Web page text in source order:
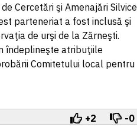
Cercetări şi Amenajări Silvice
parteneriat a fost inclusă şi
de urşi de la Zărneşti.
îndeplineşte atribuţiile
Comitetului local pentru
+2 -0